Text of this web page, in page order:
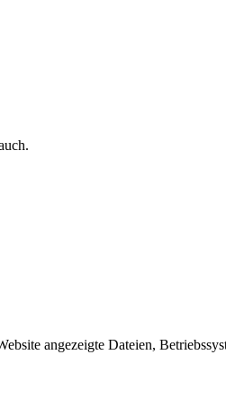
angezeigte Dateien,